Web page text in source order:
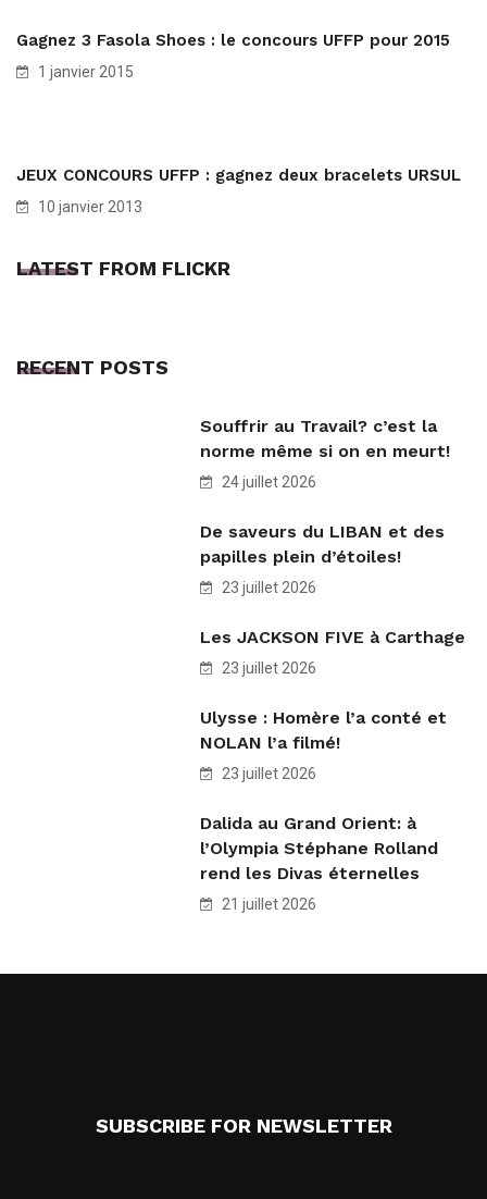
Gagnez 3 Fasola Shoes : le concours UFFP pour 2015
1 janvier 2015
JEUX CONCOURS UFFP : gagnez deux bracelets URSUL
10 janvier 2013
LATEST FROM FLICKR
RECENT POSTS
Souffrir au Travail? c’est la
norme même si on en meurt!
24 juillet 2026
De saveurs du LIBAN et des
papilles plein d’étoiles!
23 juillet 2026
Les JACKSON FIVE à Carthage
23 juillet 2026
Ulysse : Homère l’a conté et
NOLAN l’a filmé!
23 juillet 2026
Dalida au Grand Orient: à
l’Olympia Stéphane Rolland
rend les Divas éternelles
21 juillet 2026
SUBSCRIBE FOR NEWSLETTER